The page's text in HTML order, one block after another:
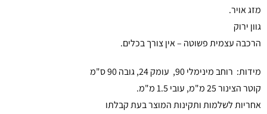
מזג אויר.
גוון ירוק
הרכבה עצמית פשוטה – אין צורך בכלים.
מידות: רוחב מינימלי 90, עומק 24, גובה 90 ס"מ
קוטר הצינור 25 מ"מ, עובי 1.5 מ"מ.
אחריות לשלמות ותקינות המוצר בעת קבלתו